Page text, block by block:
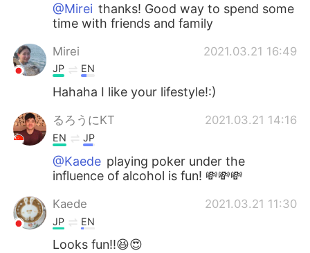
@Mirei thanks! Good way to spend some
time with friends and family
Mirei 2021.03.21 16:49
JP EN
Hahaha I like your lifestyle!:)
るろうにKT 2021.03.21 14:16
EN JP
@Kaede playing poker under the
influence of alcohol is fun! 💸💸💸
Kaede 2021.03.21 11:30
JP EN
Looks fun‼︎😆😍